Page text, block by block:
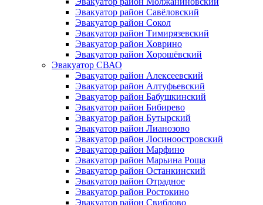
Эвакуатор район Савёловский
Эвакуатор район Сокол
Эвакуатор район Тимирязевский
Эвакуатор район Ховрино
Эвакуатор район Хорошёвский
Эвакуатор СВАО
Эвакуатор район Алексеевский
Эвакуатор район Алтуфьевский
Эвакуатор район Бабушкинский
Эвакуатор район Бибирево
Эвакуатор район Бутырский
Эвакуатор район Лианозово
Эвакуатор район Лосиноостровский
Эвакуатор район Марфино
Эвакуатор район Марьина Роща
Эвакуатор район Останкинский
Эвакуатор район Отрадное
Эвакуатор район Ростокино
Эвакуатор район Свиблово